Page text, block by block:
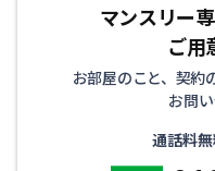
マンスリー
ご用
お部屋のこと、契約
お問
通話料